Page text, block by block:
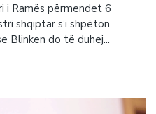
i Ramës përmendet 6
shqiptar s’i shpëton
Blinken do të duhej...